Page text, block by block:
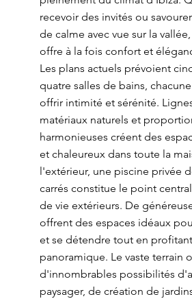
recevoir des invités ou
de calme avec vue sur la
offre à la fois confort et
Les plans actuels prévoient
quatre salles de bains,
offrir intimité et sérénité.
matériaux naturels et
harmonieuses créent des
et chaleureux dans toute la
l'extérieur, une piscine privée
carrés constitue le point
de vie extérieurs. De
offrent des espaces idéaux
et se détendre tout en
panoramique. Le vaste terrain
d'innombrables possibilités
paysager, de création de